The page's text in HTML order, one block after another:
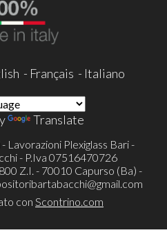
- Français - Italiano
Translate
Lavorazioni Plexiglass Bari -
- P.Iva 07516470726
Z.I. - 70010 Capurso (Ba) -
con Scontrino.com